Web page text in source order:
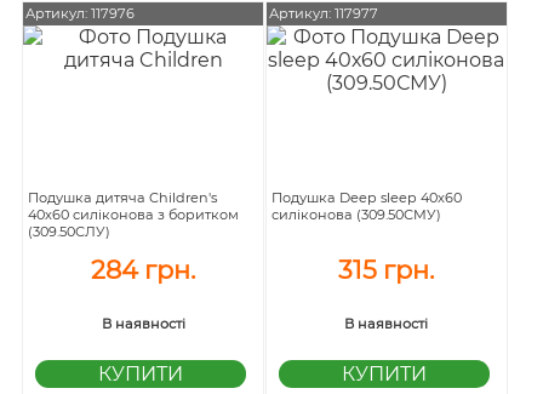
Артикул: 117976
Подушка дитяча Children's
40х60 силіконова з боритком
(309.50СЛУ)
284 грн.
В наявності
Артикул: 117977
Подушка Deep sleep 40х60
силіконова (309.50СМУ)
315 грн.
В наявності